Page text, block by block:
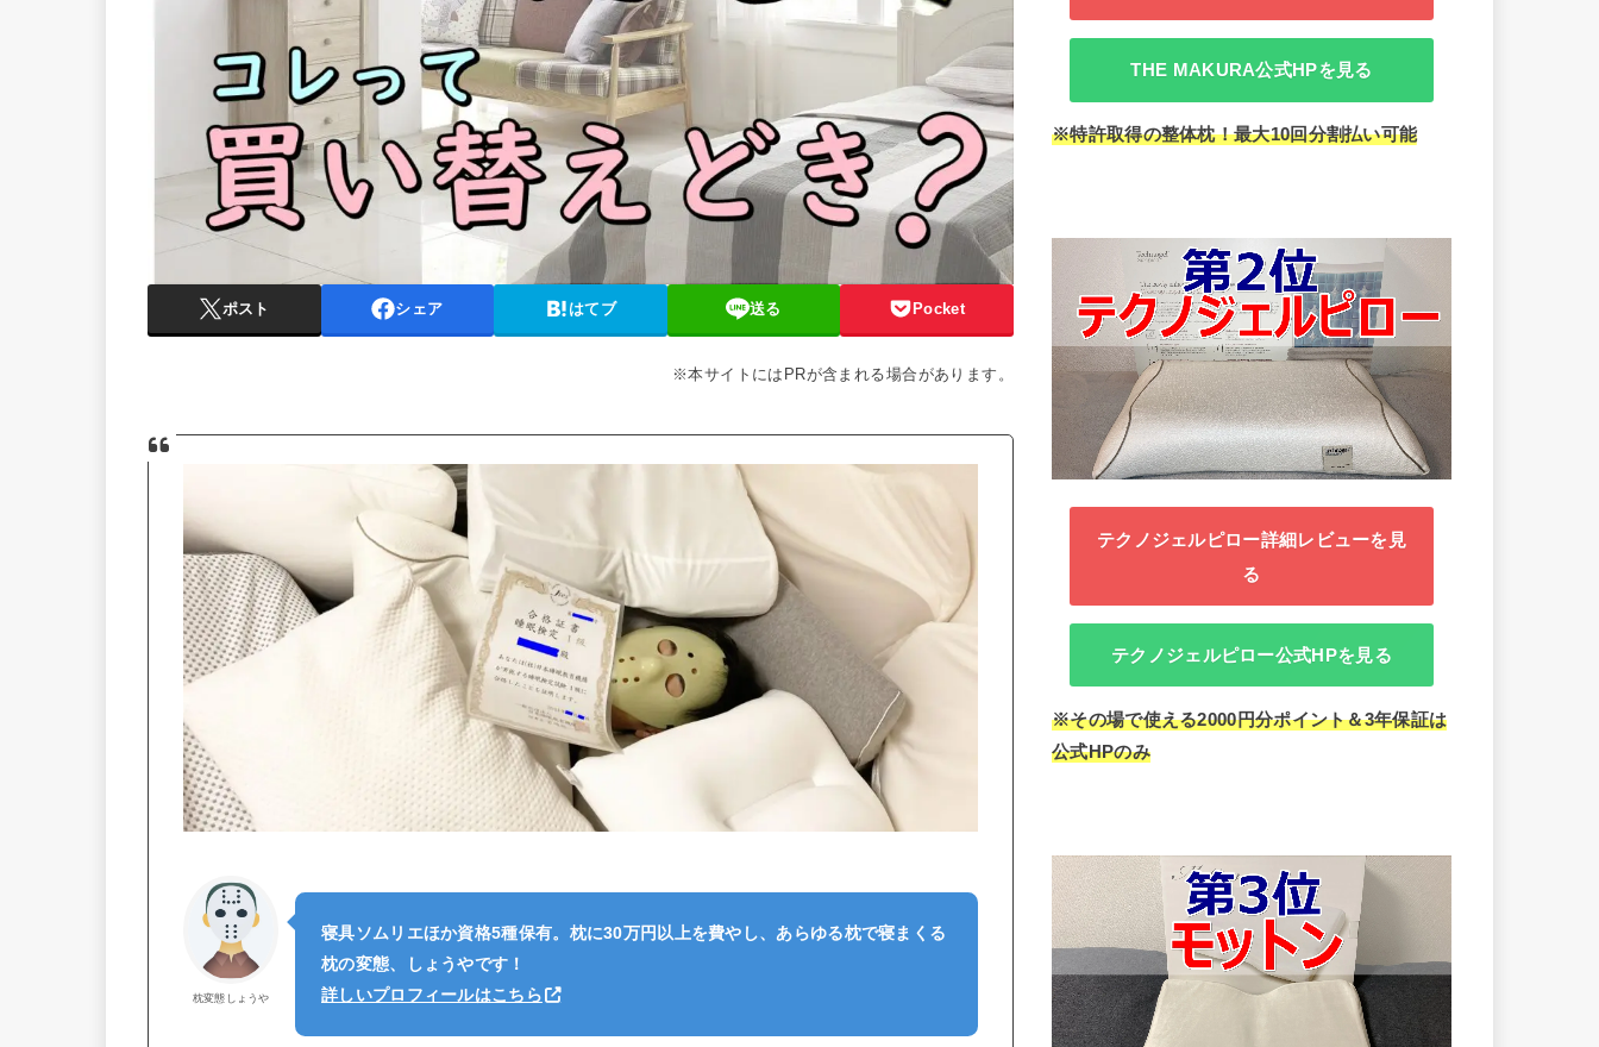
ポスト シェア はてブ 送る Pocket
※本サイトにはPRが含まれる場合があります。
枕変態しょうや
寝具ソムリエほか資格5種保有。枕に30万円以上を費やし、あらゆる枕で寝まくる
枕の変態、しょうやです！
詳しいプロフィールはこちら
THE MAKURA公式HPを見る
※特許取得の整体枕！最大10回分割払い可能
テクノジェルピロー詳細レビューを見
る
テクノジェルピロー公式HPを見る
※その場で使える2000円分ポイント＆3年保証は
公式HPのみ